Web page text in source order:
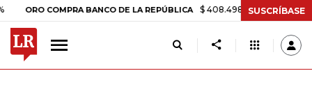
COMPRA BANCO DE LA REPÚBLICA $ 408.498,97 +$ 8.753,81
SUSCRÍBASE